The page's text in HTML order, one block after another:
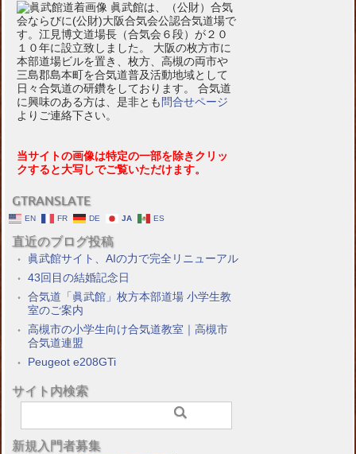
眞武館は、（公財）合気
会ならびに(公財)大阪合気会公認合気道場で
す。江見博文道場長（合気会６段）が２０
１０年に設立致しました。 大阪の枚方市に
本部道場ビルを置き、枚方、高槻の両市や
三島郡島本町を合気道普及活動地域として
日々合気道の研鑽をしております。 合気道
に興味のある方は、是非とも 問合せページ
よりご連絡下さい。
当サイトの画像は特定の一部を除きクリッ
クすると大写しでご覧いただけます。
GTRANSLATE
EN FR DE JA ES
直近のブログ投稿
眞武館サイト、AIの力で完全リニューアル
43回目の結婚記念日
合気道「眞武館」枚方本部道場 小学生教
室のご案内
高槻市の小学生向け合気道教室｜高槻市
合気道連盟
Peugeot e208GTi
サイト内検索
新規入門者募集